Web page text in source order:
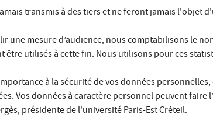
transmis à des tiers et ne feront jamais l'objet
une mesure d’audience, nous comptabilisons le
utilisés à cette fin. Nous utilisons pour ces
à la sécurité de vos données
Vos données à caractère personnel peuvent
présidente de l'université Paris-Est Créteil.